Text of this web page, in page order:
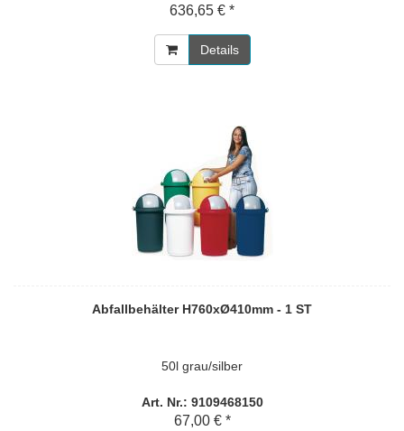
636,65 € *
Details
Abfallbehälter H760xØ410mm - 1 ST
50l grau/silber
Art. Nr.: 9109468150
67,00 € *